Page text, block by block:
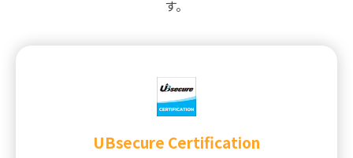
す。
UBsecure Certification